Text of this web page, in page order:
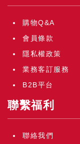
購物Q&A
會員條款
隱私權政策
業務客訂服務
B2B平台
聯繫福利
聯絡我們